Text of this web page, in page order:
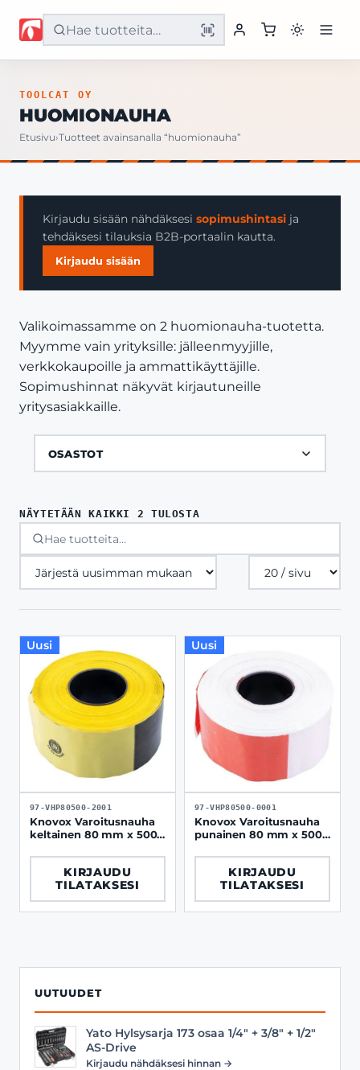
Etusivu
Yritys
Yhteystiedot
TOOLCAT OY
HUOMIONAUHA
Etusivu›Tuotteet avainsanalla “huomionauha”
Kirjaudu sisään nähdäksesi sopimushintasi ja
tehdäksesi tilauksia B2B-portaalin kautta.
Kirjaudu sisään
Valikoimassamme on 2 huomionauha-tuotetta.
Myymme vain yrityksille: jälleenmyyjille,
verkkokaupoille ja ammattikäyttäjille.
Sopimushinnat näkyvät kirjautuneille
yritysasiakkaille.
OSASTOT
UUTUUDET
Yato Hylsysarja 173 osaa 1/4" + 3/8" + 1/2"
AS-Drive
Kirjaudu nähdäksesi hinnan →
NÄYTETÄÄN KAIKKI 2 TULOSTASORTED
Tuotteita
sivulla
Uusi
97-VHP80500-2001
Knovox Varoitusnauha
keltainen 80 mm x 500
KIRJAUDU
TILATAKSESI
Uusi
97-VHP80500-0001
Knovox Varoitusnauha
punainen 80 mm x 500
KIRJAUDU
TILATAKSESI